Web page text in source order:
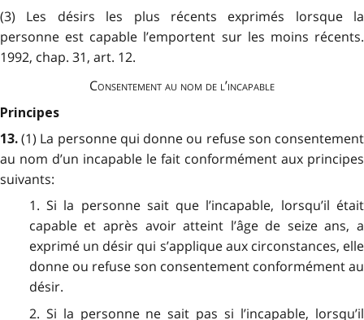
(3) Les désirs les plus récents exprimés lorsque la
personne est capable l’emportent sur les moins récents.
1992, chap. 31, art. 12.
Consentement au nom de l’incapable
Principes
13.(1) La personne qui donne ou refuse son consentement
au nom d’un incapable le fait conformément aux principes
suivants:
1. Si la personne sait que l’incapable, lorsqu’il était
capable et après avoir atteint l’âge de seize ans, a
exprimé un désir qui s’applique aux circonstances, elle
donne ou refuse son consentement conformément au
désir.
2. Si la personne ne sait pas si l’incapable, lorsqu’il